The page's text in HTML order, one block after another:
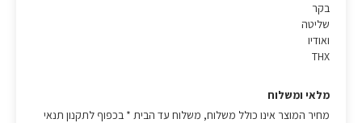
בקר
שליטה
ואודיו
THX
מלאי ומשלוח
מחיר המוצר אינו כולל משלוח, משלוח עד הבית * בכפוף לתקנון תנאי